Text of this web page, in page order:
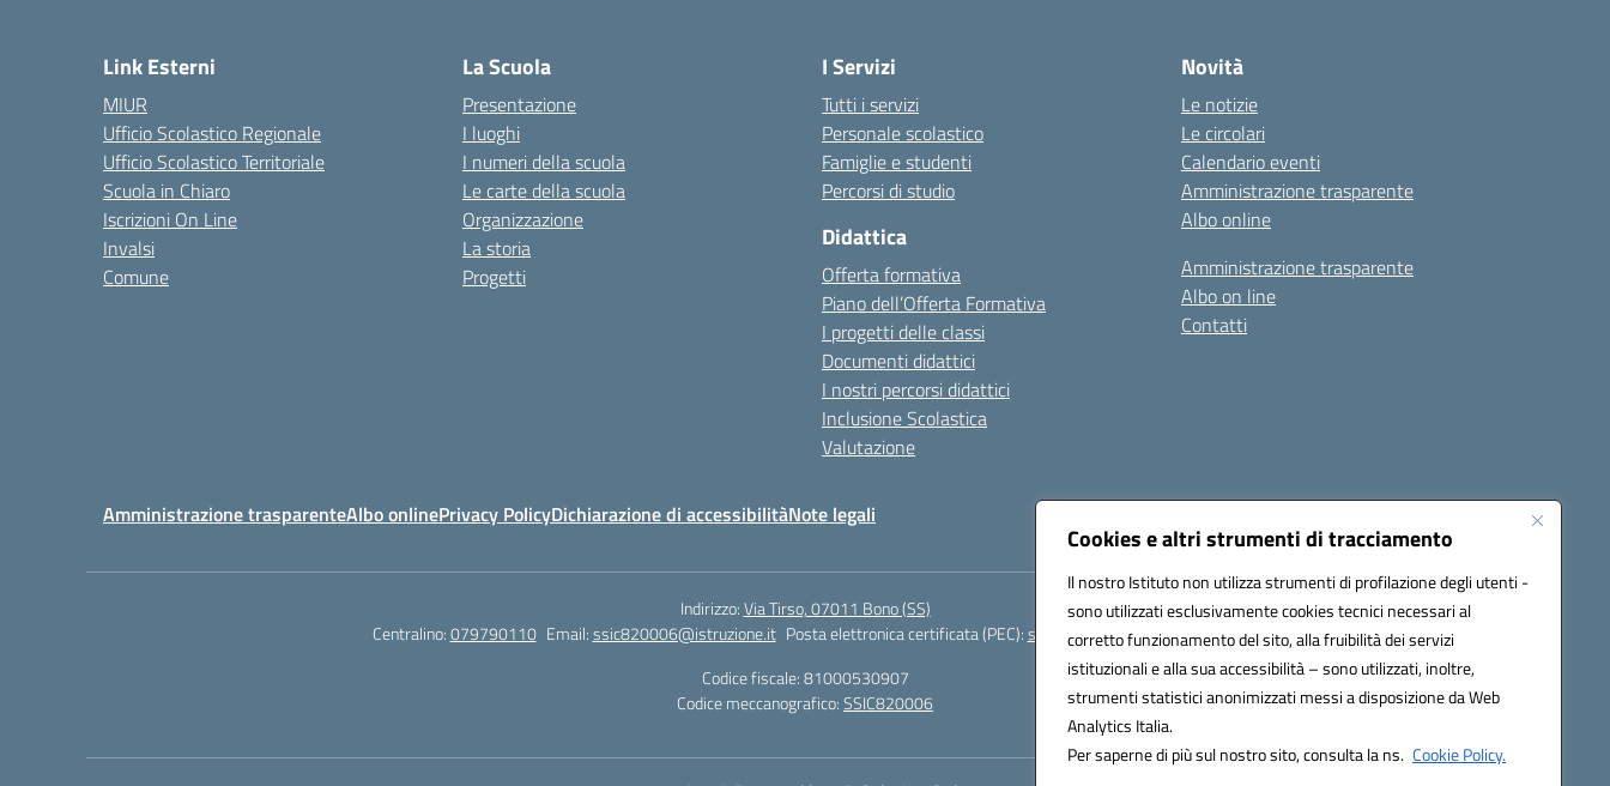
Cookies e altri strumenti di tracciamento
Il nostro Istituto non utilizza strumenti di profilazione degli utenti -
sono utilizzati esclusivamente cookies tecnici necessari al
corretto funzionamento del sito, alla fruibilità dei servizi
istituzionali e alla sua accessibilità – sono utilizzati, inoltre,
strumenti statistici anonimizzati messi a disposizione da Web
Analytics Italia.
Per saperne di più sul nostro sito, consulta la ns. Cookie Policy.
Link Esterni
MIUR
Ufficio Scolastico Regionale
Ufficio Scolastico Territoriale
Scuola in Chiaro
Iscrizioni On Line
Invalsi
Comune
La Scuola
Presentazione
I luoghi
I numeri della scuola
Le carte della scuola
Organizzazione
La storia
Progetti
I Servizi
Tutti i servizi
Personale scolastico
Famiglie e studenti
Percorsi di studio
Didattica
Offerta formativa
Piano dell’Offerta Formativa
I progetti delle classi
Documenti didattici
I nostri percorsi didattici
Inclusione Scolastica
Valutazione
Novità
Le notizie
Le circolari
Calendario eventi
Amministrazione trasparente
Albo online
Amministrazione trasparente
Albo on line
Contatti
Amministrazione trasparenteAlbo onlinePrivacy PolicyDichiarazione di accessibilitàNote legali
Indirizzo:Via Tirso, 07011 Bono (SS)
Centralino:079790110 Email:ssic820006@istruzione.it Posta elettronica certificata (PEC):ssic820006@pec.istruzione.it
Codice fiscale: 81000530907
Codice meccanografico:SSIC820006